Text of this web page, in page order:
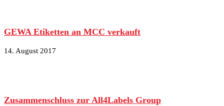
GEWA Etiketten an MCC verkauft
14. August 2017
Zusammenschluss zur All4Labels Group